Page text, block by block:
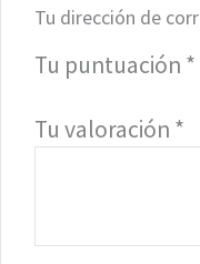
Tu dirección de
Tu puntuación *
Tu valoración *